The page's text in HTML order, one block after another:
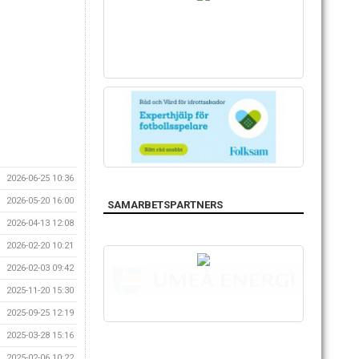
2026-06-25 10:36
2026-05-20 16:00
2026-04-13 12:08
2026-02-20 10:21
2026-02-03 09:42
2025-11-20 15:30
2025-09-25 12:19
2025-03-28 15:16
SAMARBETSPARTNERS